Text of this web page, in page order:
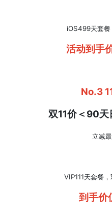
iOS499天套餐
活动到手
No.3
双11价＜90天
立减
VIP111天套餐
到手价